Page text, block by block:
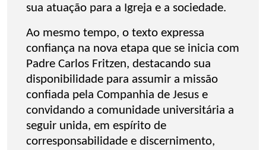
sua atuação para a Igreja e a sociedade.
Ao mesmo tempo, o texto expressa
confiança na nova etapa que se inicia com
Padre Carlos Fritzen, destacando sua
disponibilidade para assumir a missão
confiada pela Companhia de Jesus e
convidando a comunidade universitária a
seguir unida, em espírito de
corresponsabilidade e discernimento,